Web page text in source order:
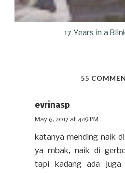
17 Years in a
55
evrinasp
May 6, 2017 at 4:19 PM
katanya mending naik
ya mbak, naik di
tapi kadang ada